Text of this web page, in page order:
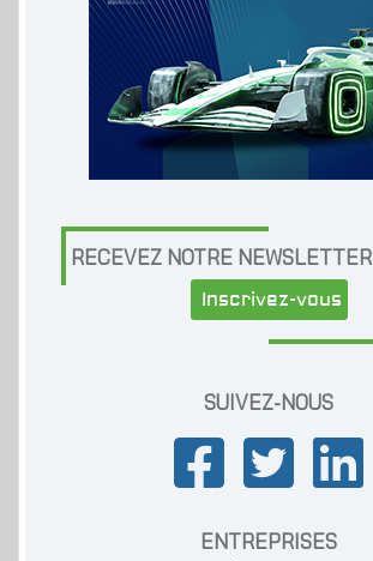
RECEVEZ NOTRE NEWSLETTER
Inscrivez-vous
SUIVEZ-NOUS
ENTREPRISES